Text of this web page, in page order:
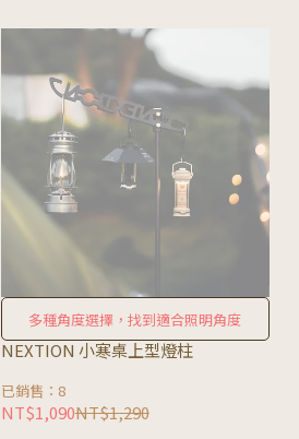
多種角度選擇，找到適合照明角度
NEXTION 小寒桌上型燈柱
已銷售：8
NT$1,090NT$1,290